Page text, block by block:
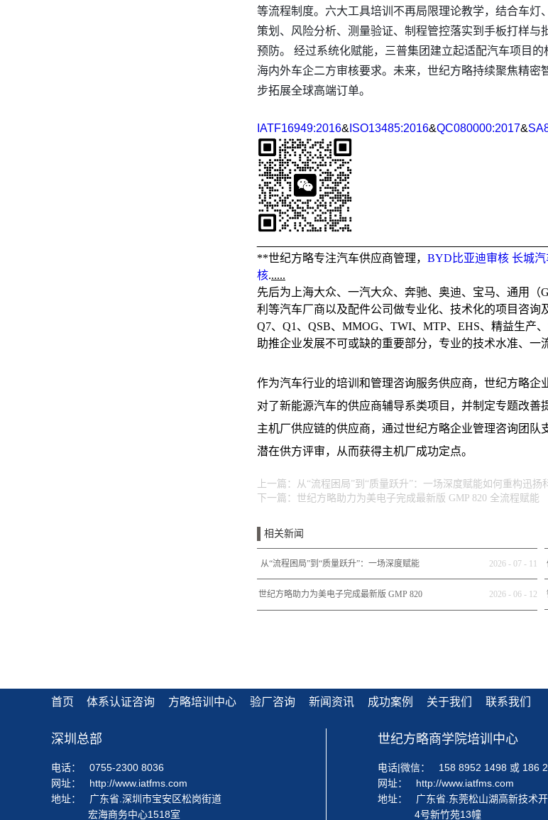
等流程制度。六大工具培训不再局限理论教学，结合车
策划、风险分析、测量验证、制程管控落实到手板打样
预防。 经过系统化赋能，三普集团建立起适配汽车项目
海内外车企二方审核要求。未来，世纪方略持续聚焦精
步拓展全球高端订单。
IATF16949:2016& ISO13485:2016&QC080000:2017&
**世纪方略专注汽车供应商管理， BYD比亚迪审核 长城
核......
先后为上海大众、一汽大众、奔驰、奥迪、宝马、通用
利等汽车厂商以及配件公司做专业化、技术化的项目咨询
Q7、Q1、QSB、MMOG、TWI、MTP、EHS、精益生产
助推企业发展不可或缺的重要部分，专业的技术水准、一
作为汽车行业的培训和管理咨询服务供应商，世纪方略
对了新能源汽车的供应商辅导系类项目，并制定专题改
主机厂供应链的供应商，通过世纪方略企业管理咨询团
潜在供方评审，从而获得主机厂成功定点。
上一篇： 从“流程困局”到“质量跃升”：一场深度赋能如何重构迅扬
下一篇： 世纪方略助力为美电子完成最新版 GMP 820 全流程赋能
相关新闻
从“流程困局”到“质量跃升”：一场深度赋能
如何重构迅扬科技股份的增长逻辑
2026 - 07 - 11
世纪方略助力为美电子完成最新版 GMP 820 2026 - 06 - 12
首页 体系认证咨询 方略培训中心 验厂咨询 新闻资讯 成功案例 关于我们 联系我们
深圳总部
电话：
0755-2300 8036
网址：
http://www.iatfms.com
地址：
广东省.深圳市宝安区松岗街道
宏海商务中心1518室
世纪方略商学院培训中心
电话|微信：
158 8952 1498 或 186
网址：
http://www.iatfms.com
地址：
广东省.东莞松山湖高新技术
4号新竹苑13幢